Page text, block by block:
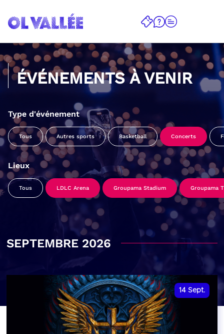
ÉVÉNEMENTS À VENIR
Type d'événement
Tous Autres sports Basketball Concerts
Lieux
Tous LDLC Arena Groupama Stadium Groupama
SEPTEMBRE 2026
14 Sept.